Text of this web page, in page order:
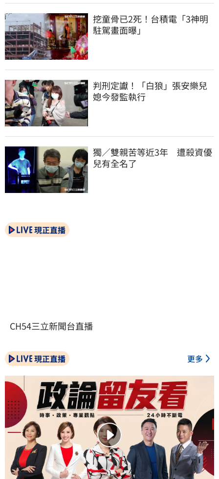
挖童骨已2死！台積電「3神明
駐駕畫面曝」
判刑定讞！「白狼」張安樂兒
媳今發監執行
獨／雙親苦等近3年　遭殺資優
兒有全名了
現正直播
CH54三立新聞台直播
現正直播 更多